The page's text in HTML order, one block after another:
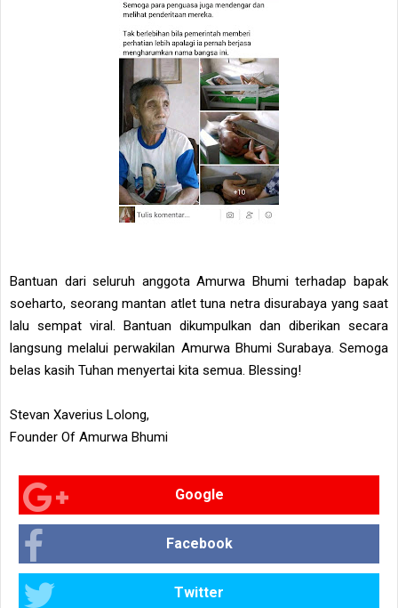
Bantuan dari seluruh anggota Amurwa Bhumi terhadap bapak
soeharto, seorang mantan atlet tuna netra disurabaya yang saat
lalu sempat viral. Bantuan dikumpulkan dan diberikan secara
langsung melalui perwakilan Amurwa Bhumi Surabaya. Semoga
belas kasih Tuhan menyertai kita semua. Blessing!
Stevan Xaverius Lolong,
Founder Of Amurwa Bhumi
Google
Facebook
Twitter